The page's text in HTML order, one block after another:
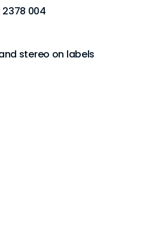
2378 004
stereo on labels